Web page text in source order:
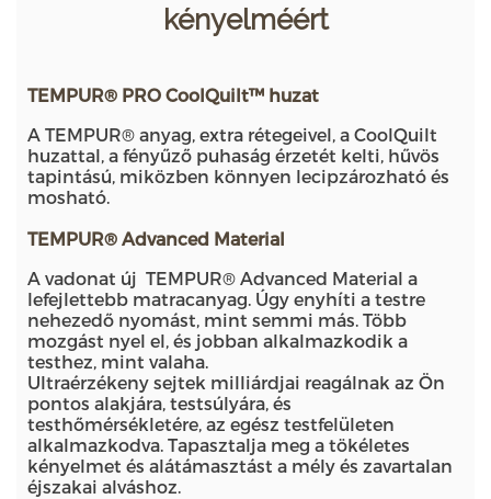
kényelméért
TEMPUR® PRO CoolQuilt™ huzat
A TEMPUR® anyag, extra rétegeivel, a CoolQuilt
huzattal, a fényűző puhaság érzetét kelti, hűvös
tapintású, miközben könnyen lecipzározható és
mosható.
TEMPUR® Advanced Material
A vadonat új TEMPUR® Advanced Material a
lefejlettebb matracanyag. Úgy enyhíti a testre
nehezedő nyomást, mint semmi más. Több
mozgást nyel el, és jobban alkalmazkodik a
testhez, mint valaha.
Ultraérzékeny sejtek milliárdjai reagálnak az Ön
pontos alakjára, testsúlyára, és
testhőmérsékletére, az egész testfelületen
alkalmazkodva. Tapasztalja meg a tökéletes
kényelmet és alátámasztást a mély és zavartalan
éjszakai alváshoz.